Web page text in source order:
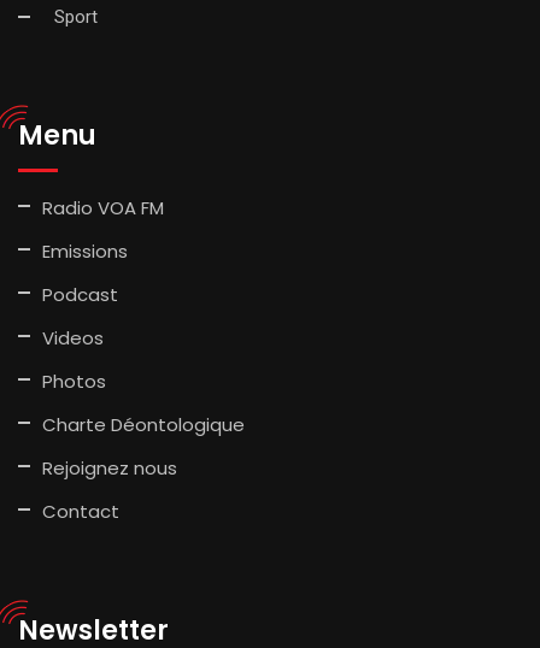
Sport
Menu
Radio VOA FM
Emissions
Podcast
Videos
Photos
Charte Déontologique
Rejoignez nous
Contact
Newsletter